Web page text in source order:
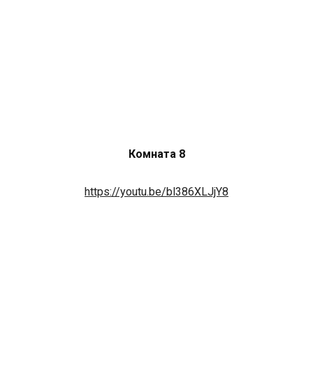
Комната 8
https://youtu.be/bl386XLJjY8